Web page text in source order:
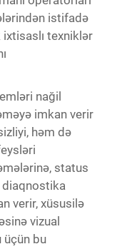
istifadə
ixtisaslı texniklər
nağil
imkan verir
həm də
status
diaqnostika
verir, xüsusilə
vizual
üçün bu